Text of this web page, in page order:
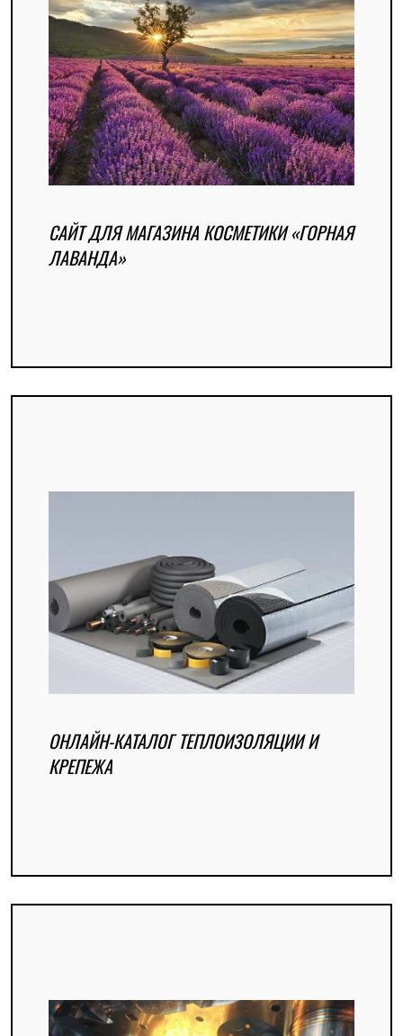
САЙТ ДЛЯ МАГАЗИНА КОСМЕТИКИ «ГОРНАЯ
ЛАВАНДА»
ОНЛАЙН-КАТАЛОГ ТЕПЛОИЗОЛЯЦИИ И
КРЕПЕЖА